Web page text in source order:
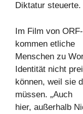
Diktatur steuerte.
Im Film von
kommen etliche
Menschen zu
Identität nicht
können, weil sie
müssen. „Auch
hier, außerhalb